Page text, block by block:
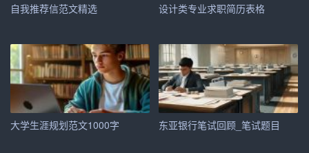
5. 多次检查：在提交申请前，多次检查简历和申请材料，
6. 跟踪申请进度：网申后，及时关注申请进度，如有需
要，可适时与企业联系，表达求职意愿。
四、案例分析：成功网申的个性化简历
自我推荐信范文精选 设计类专业求职简历表格
大学生涯规划范文1000字 东亚银行笔试回顾_笔试题目